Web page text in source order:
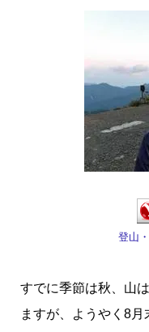
登山
すでに季節は秋、山
ますが、ようやく8